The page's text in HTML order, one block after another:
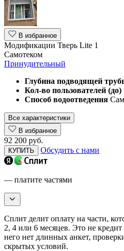
В избранное
Модификации Тверь Lite 1
Самотеком
Принудительный
Глубина подводящей
Кол-во пользователей (до)
Способ водоотведения
Все характеристики
В избранное
92 200 руб.
КУПИТЬ Обсудить с нами
— платите частями
Сплит делит оплату на части,
2, 4 или 6 месяцев. Это не
него нет длинных анкет,
скрытых условий.